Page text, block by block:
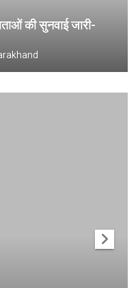
की सुनवाई जारी-